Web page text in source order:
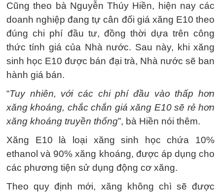
Cũng theo bà Nguyễn Thúy Hiền, hiện nay các
doanh nghiệp đang tự cân đối giá xăng E10 theo
đúng chi phí đầu tư, đồng thời dựa trên công
thức tính giá của Nhà nước. Sau này, khi xăng
sinh học E10 được bán đại trà, Nhà nước sẽ ban
hành giá bán.
“Tuy nhiên, với các chi phí đầu vào thấp hơn
xăng khoáng, chắc chắn giá xăng E10 sẽ rẻ hơn
xăng khoáng truyền thống”, bà Hiền nói thêm.
Xăng E10 là loại xăng sinh học chứa 10%
ethanol và 90% xăng khoáng, được áp dụng cho
các phương tiện sử dụng động cơ xăng.
Theo quy định mới, xăng không chì sẽ được